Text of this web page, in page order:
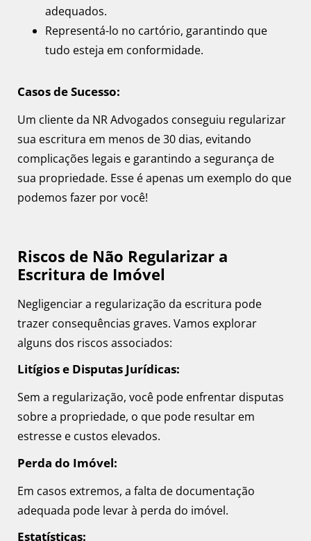
adequados.
Representá-lo no cartório, garantindo que
tudo esteja em conformidade.
Casos de Sucesso:
Um cliente da NR Advogados conseguiu regularizar
sua escritura em menos de 30 dias, evitando
complicações legais e garantindo a segurança de
sua propriedade. Esse é apenas um exemplo do que
podemos fazer por você!
Riscos de Não Regularizar a
Escritura de Imóvel
Negligenciar a regularização da escritura pode
trazer consequências graves. Vamos explorar
alguns dos riscos associados:
Litígios e Disputas Jurídicas:
Sem a regularização, você pode enfrentar disputas
sobre a propriedade, o que pode resultar em
estresse e custos elevados.
Perda do Imóvel:
Em casos extremos, a falta de documentação
adequada pode levar à perda do imóvel.
Estatísticas: